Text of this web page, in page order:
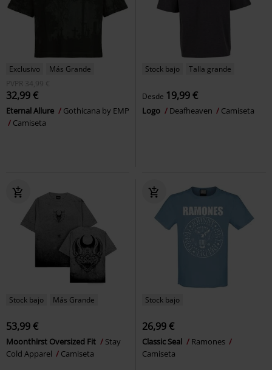
Exclusivo
Más Grande
PVPR 34,99 €
32,99 €
Eternal Allure
Gothicana by EMP
Camiseta
Stock bajo Talla grande
Desde 19,99 €
Logo Deafheaven Camiseta
Stock bajo Más Grande
53,99 €
Moonthirst Oversized Fit
Stay
Cold Apparel
Camiseta
Stock bajo
26,99 €
Classic Seal
Ramones
Camiseta